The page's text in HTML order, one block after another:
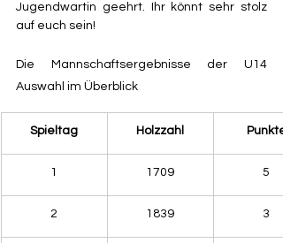
Jugendwartin geehrt. Ihr könnt sehr stolz
auf euch sein!
Die Mannschaftsergebnisse der U14
Auswahl im Überblick
Spieltag Holzzahl Punkte
1 1709 5
2 1839 3